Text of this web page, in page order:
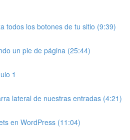
todos los botones de tu sitio (9:39)
un pie de página (25:44)
1
lateral de nuestras entradas (4:21)
en WordPress (11:04)